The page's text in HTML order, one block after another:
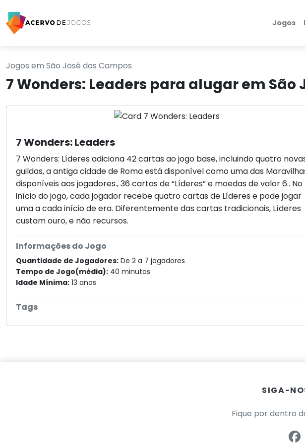
Jogos
Jogos em São José dos Campos
7 Wonders: Leaders para alugar em São
7 Wonders: Leaders
7 Wonders: Líderes adiciona 42 cartas ao jogo base, incluindo quatro
guildas, a antiga cidade de Roma está disponível como uma das
disponíveis aos jogadores., 36 cartas de “Líderes” e moedas de valor 6.. No
início do jogo, cada jogador recebe quatro cartas de Líderes e pode jogar
uma a cada início de era. Diferentemente das cartas tradicionais, Líderes
custam ouro, e não recursos.
Informações do Jogo
Quantidade de Jogadores: De 2 a 7 jogadores
Tempo de Jogo(média): 40 minutos
Idade Mínima: 13 anos
Tags
SIGA-
Fique por dentro